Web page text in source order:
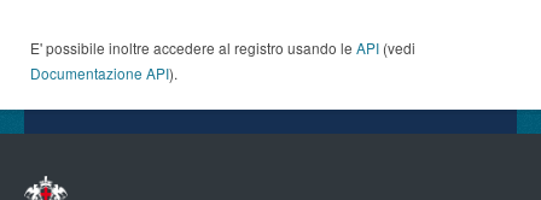
E' possibile inoltre accedere al registro usando le API (vedi
Documentazione API).